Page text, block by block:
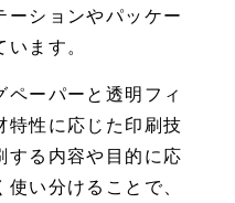
ーションやパッケー
ます。
ペーパーと透明フィ
特性に応じた印刷技
する内容や目的に応
い分けることで、